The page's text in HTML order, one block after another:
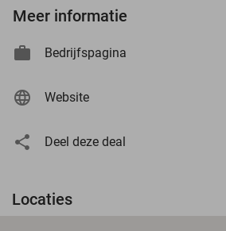
Meer informatie
Bedrijfspagina
Website
Deel deze deal
Locaties